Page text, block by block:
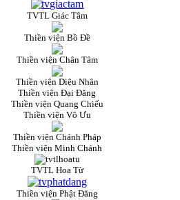
TVTL Giác Tâm
Thiền viện Bồ Đề
Thiền viện Chân Tâm
Thiền viện Diệu Nhân
Thiền viện Đại Đăng
Thiền viện Quang Chiếu
Thiền viện Vô Ưu
Thiền viện Chánh Pháp
Thiền viện Minh Chánh
TVTL Hoa Từ
Thiền viện Phật Đăng